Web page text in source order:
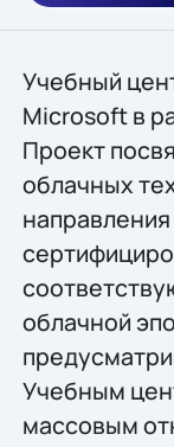
Учебный
Microsoft в
Проект
облачных
облачной
Учебным
массовым